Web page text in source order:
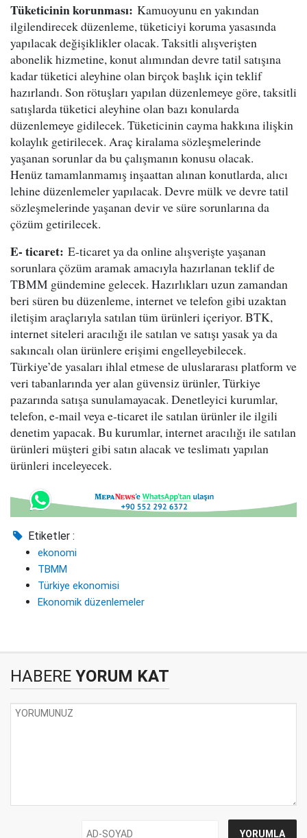
Tüketicinin korunması: Kamuoyunu en yakından
ilgilendirecek düzenleme, tüketiciyi koruma yasasında
yapılacak değişiklikler olacak. Taksitli alışverişten
abonelik hizmetine, konut alımından devre tatil satışına
kadar tüketici aleyhine olan birçok başlık için teklif
hazırlandı. Son rötuşları yapılan düzenlemeye göre, taksitli
satışlarda tüketici aleyhine olan bazı konularda
düzenlemeye gidilecek. Tüketicinin cayma hakkına ilişkin
kolaylık getirilecek. Araç kiralama sözleşmelerinde
yaşanan sorunlar da bu çalışmanın konusu olacak.
Henüz tamamlanmamış inşaattan alınan konutlarda, alıcı
lehine düzenlemeler yapılacak. Devre mülk ve devre tatil
sözleşmelerinde yaşanan devir ve süre sorunlarına da
çözüm getirilecek.
E- ticaret: E-ticaret ya da online alışverişte yaşanan
sorunlara çözüm aramak amacıyla hazırlanan teklif de
TBMM gündemine gelecek. Hazırlıkları uzun zamandan
beri süren bu düzenleme, internet ve telefon gibi uzaktan
iletişim araçlarıyla satılan tüm ürünleri içeriyor. BTK,
internet siteleri aracılığı ile satılan ve satışı yasak ya da
sakıncalı olan ürünlere erişimi engelleyebilecek.
Türkiye’de yasaları ihlal etmese de uluslararası platform ve
veri tabanlarında yer alan güvensiz ürünler, Türkiye
pazarında satışa sunulamayacak. Denetleyici kurumlar,
telefon, e-mail veya e-ticaret ile satılan ürünler ile ilgili
denetim yapacak. Bu kurumlar, internet aracılığı ile satılan
ürünleri müşteri gibi satın alacak ve teslimatı yapılan
ürünleri inceleyecek.
Etiketler :
ekonomi
TBMM
Türkiye ekonomisi
Ekonomik düzenlemeler
HABERE YORUM KAT